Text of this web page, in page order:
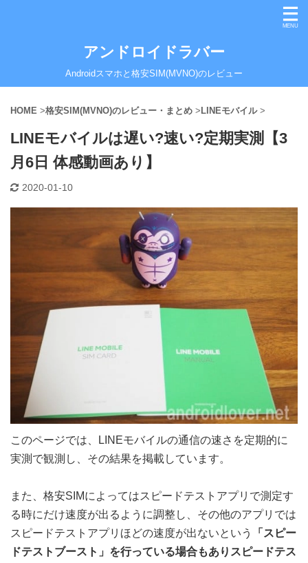
アンドロイドラバー
Androidスマホと格安SIM(MVNO)のレビュー
HOME >格安SIM(MVNO)のレビュー・まとめ > LINEモバイル >
LINEモバイルは遅い?速い?定期実測【3
月6日 体感動画あり】
2020-01-10
このページでは、LINEモバイルの通信の速さを定期的に
実測で観測し、その結果を掲載しています。
また、格安SIMによってはスピードテストアプリで測定す
る時にだけ速度が出るように調整し、その他のアプリでは
スピードテストアプリほどの速度が出ないという
「スピー
ドテストブースト」を行っている場合もありスピードテス